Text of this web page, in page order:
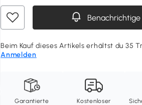
Beim Kauf dieses Artikels erhältst du 35
Anmelden
Garantierte
Kostenloser